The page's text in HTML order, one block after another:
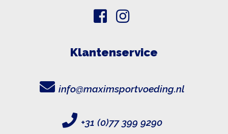
Klantenservice
info@maximsportvoeding.nl
+31 (0)77 399 9290